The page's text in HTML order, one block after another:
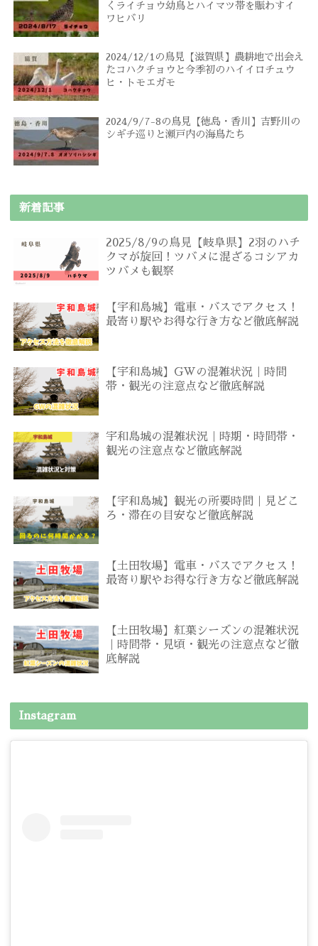
くライチョウ幼鳥とハイマツ帯を賑わすイ
ワヒバリ
2024/12/1の鳥見【滋賀県】農耕地で出会え
たコハクチョウと今季初のハイイロチュウ
ヒ・トモエガモ
2024/9/7-8の鳥見【徳島・香川】吉野川の
シギチ巡りと瀬戸内の海鳥たち
新着記事
2025/8/9の鳥見【岐阜県】2羽のハチ
クマが旋回！ツバメに混ざるコシアカ
ツバメも観察
【宇和島城】電車・バスでアクセス！
最寄り駅やお得な行き方など徹底解説
【宇和島城】GWの混雑状況｜時間
帯・観光の注意点など徹底解説
宇和島城の混雑状況｜時期・時間帯・
観光の注意点など徹底解説
【宇和島城】観光の所要時間｜見どこ
ろ・滞在の目安など徹底解説
【土田牧場】電車・バスでアクセス！
最寄り駅やお得な行き方など徹底解説
【土田牧場】紅葉シーズンの混雑状況
｜時間帯・見頃・観光の注意点など徹
底解説
Instagram